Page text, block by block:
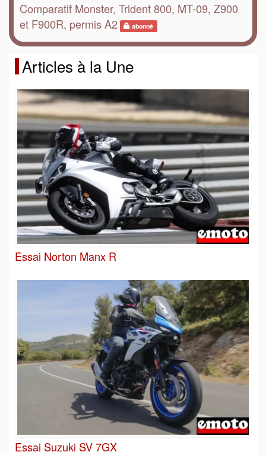
Comparatif Monster, Trident 800, MT-09, Z900
et F900R, permis A2
abonné
Articles à la Une
Essai Norton Manx R
Essai Suzuki SV 7GX